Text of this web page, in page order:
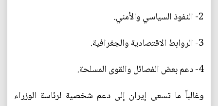
2- النفوذ السياسي والأمني.
3- الروابط الاقتصادية والجغرافية.
4- دعم بعض الفصائل والقوى المسلحة.
وغالباً ما تسعى إيران إلى دعم شخصية لرئاسة الوزراء